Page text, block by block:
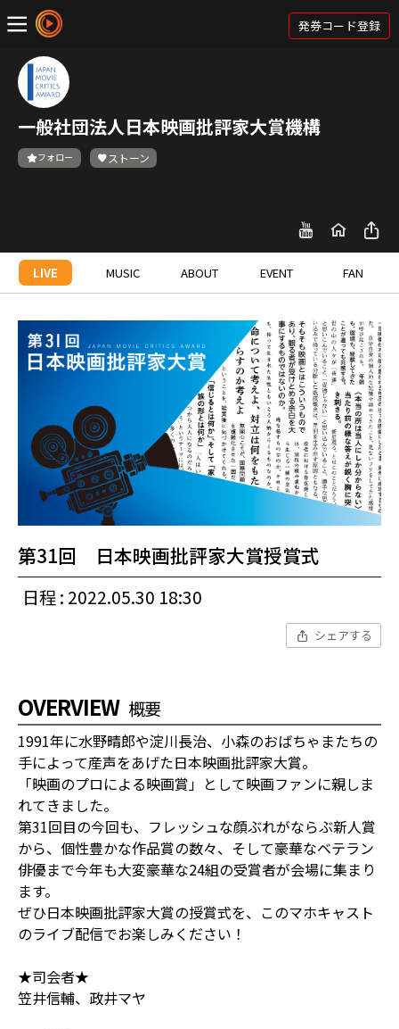
発券コード登録
一般社団法人日本映画批評家大賞機構
フォロー ストーン
LIVE MUSIC ABOUT EVENT FAN
第31回 日本映画批評家大賞授賞式
日程 : 2022.05.30 18:30
シェアする
OVERVIEW 概要
1991年に水野晴郎や淀川長治、小森のおばちゃまたちの
手によって産声をあげた日本映画批評家大賞。
「映画のプロによる映画賞」として映画ファンに親しま
れてきました。
第31回目の今回も、フレッシュな顔ぶれがならぶ新人賞
から、個性豊かな作品賞の数々、そして豪華なベテラン
俳優まで今年も大変豪華な24組の受賞者が会場に集まり
ます。
ぜひ日本映画批評家大賞の授賞式を、このマホキャスト
のライブ配信でお楽しみください！
★司会者★
笠井信輔、政井マヤ